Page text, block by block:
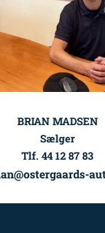
BRIAN MADSEN
Sælger
Tlf. 44 12 87 83